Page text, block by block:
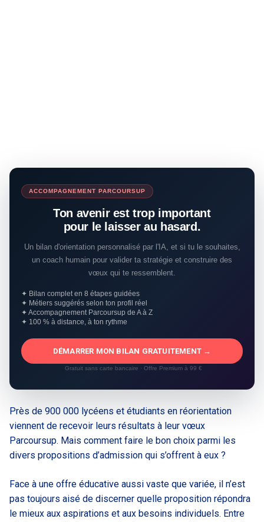
ACCOMPAGNEMENT PARCOURSUP
Ton avenir est trop important
pour le laisser au hasard.
Un bilan d'orientation personnalisé par l'IA, et si tu le souhaites,
un coach humain pour valider ta stratégie et construire des
vœux qui te ressemblent.
✦ Bilan complet en 8 étapes guidées
✦ Métiers suggérés selon ton profil réel
✦ Accompagnement Parcoursup de A à Z
✦ 100 % à distance, à ton rythme
DÉMARRER MON BILAN GRATUITEMENT →
Gratuit sans carte bancaire · Offre Premium à 99 €
Près de 900 000 lycéens et étudiants en réorientation
viennent de recevoir leurs résultats à leur vœux
Parcoursup. Mais comment faire le bon choix parmi les
divers propositions d’admission qui s’offrent à eux ?
Face à une offre éducative aussi vaste que variée, il n’est
pas toujours aisé de discerner quelle proposition répondra
le mieux aux aspirations et aux besoins individuels. Entre